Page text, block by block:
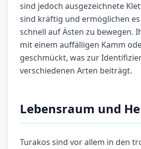
sind jedoch ausgezeichnete
sind kräftig und ermöglichen
schnell auf Ästen zu bewegen.
mit einem auffälligen Kamm
geschmückt, was zur
verschiedenen Arten beiträgt.
Lebensraum und
Turakos sind vor allem in den